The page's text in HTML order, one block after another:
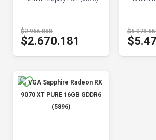
$2.966.868
$2.670.181